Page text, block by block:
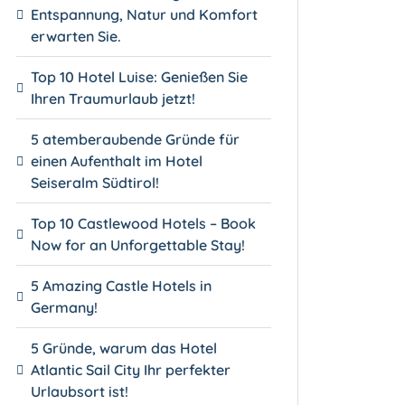
Entspannung, Natur und Komfort
erwarten Sie.
Top 10 Hotel Luise: Genießen Sie
Ihren Traumurlaub jetzt!
5 atemberaubende Gründe für
einen Aufenthalt im Hotel
Seiseralm Südtirol!
Top 10 Castlewood Hotels – Book
Now for an Unforgettable Stay!
5 Amazing Castle Hotels in
Germany!
5 Gründe, warum das Hotel
Atlantic Sail City Ihr perfekter
Urlaubsort ist!